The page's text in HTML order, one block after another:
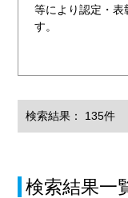
等により認定・表
す。
検索結果： 135件
検索結果一